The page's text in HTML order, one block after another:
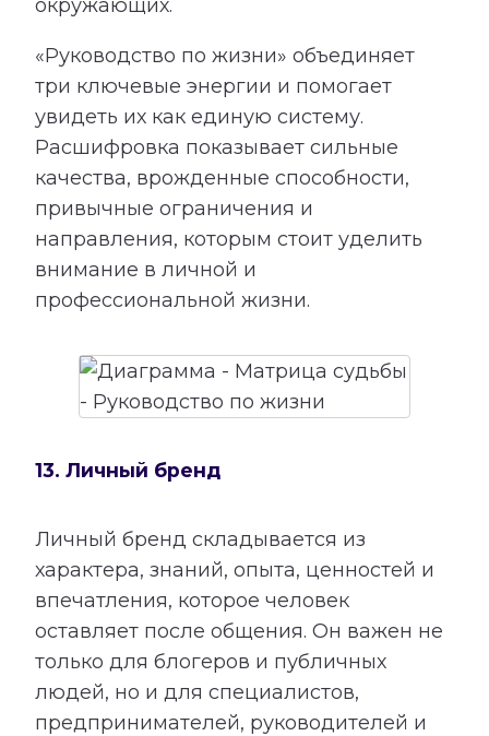
окружающих.
«Руководство по жизни» объединяет
три ключевые энергии и помогает
увидеть их как единую систему.
Расшифровка показывает сильные
качества, врожденные способности,
привычные ограничения и
направления, которым стоит уделить
внимание в личной и
профессиональной жизни.
13. Личный бренд
Личный бренд складывается из
характера, знаний, опыта, ценностей и
впечатления, которое человек
оставляет после общения. Он важен не
только для блогеров и публичных
людей, но и для специалистов,
предпринимателей, руководителей и